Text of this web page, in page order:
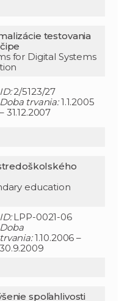
testovania
for Digital Systems
ID:2/5123/27
Doba trvania:1.1.2005
– 31.12.2007
education
ID:LPP-0021-06
Doba
trvania:1.10.2006 –
30.9.2009
spoľahlivosti